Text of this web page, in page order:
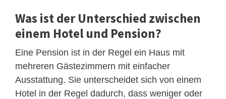
Was ist der Unterschied zwischen
einem Hotel und Pension?
Eine Pension ist in der Regel ein Haus mit
mehreren Gästezimmern mit einfacher
Ausstattung. Sie unterscheidet sich von einem
Hotel in der Regel dadurch, dass weniger oder